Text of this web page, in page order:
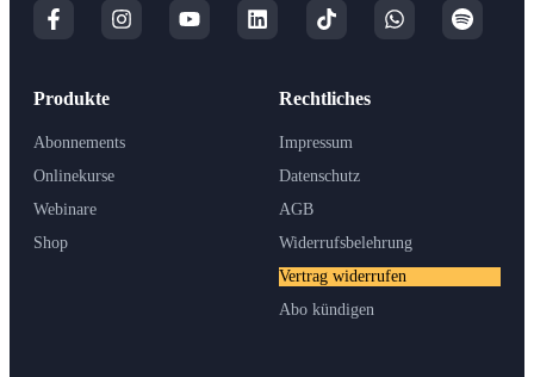
Produkte
Abonnements
Onlinekurse
Webinare
Shop
Rechtliches
Impressum
Datenschutz
AGB
Widerrufsbelehrung
Vertrag widerrufen
Abo kündigen